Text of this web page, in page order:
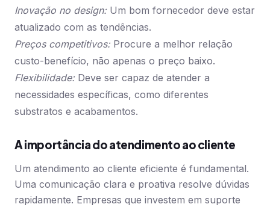
Inovação no design:Um bom fornecedor deve estar
atualizado com as tendências.
Preços competitivos:Procure a melhor relação
custo-benefício, não apenas o preço baixo.
Flexibilidade:Deve ser capaz de atender a
necessidades específicas, como diferentes
substratos e acabamentos.
A importância do atendimento ao cliente
Um atendimento ao cliente eficiente é fundamental.
Uma comunicação clara e proativa resolve dúvidas
rapidamente. Empresas que investem em suporte